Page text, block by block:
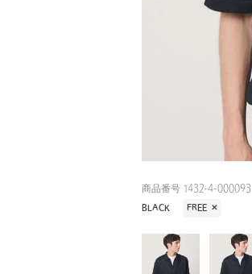
商品番号 1432-4-000093
BLACK FREE ✕